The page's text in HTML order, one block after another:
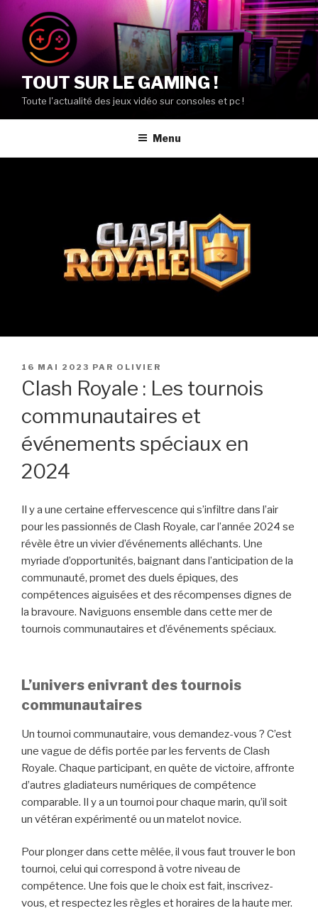
contenu
principal
TOUT SUR LE GAMING !
Toute l'actualité des jeux vidéo sur consoles et pc !
Menu
PUBLIÉ
LE
16 MAI 2023 PAR OLIVIER
Clash Royale : Les tournois
communautaires et
événements spéciaux en
2024
Il y a une certaine effervescence qui s’infiltre dans l’air
pour les passionnés de Clash Royale, car l’année 2024 se
révèle être un vivier d’événements alléchants. Une
myriade d’opportunités, baignant dans l’anticipation de la
communauté, promet des duels épiques, des
compétences aiguisées et des récompenses dignes de
la bravoure. Naviguons ensemble dans cette mer de
tournois communautaires et d’événements spéciaux.
L’univers enivrant des tournois
communautaires
Un tournoi communautaire, vous demandez-vous ? C’est
une vague de défis portée par les fervents de Clash
Royale. Chaque participant, en quête de victoire, affronte
d’autres gladiateurs numériques de compétence
comparable. Il y a un tournoi pour chaque marin, qu’il soit
un vétéran expérimenté ou un matelot novice.
Pour plonger dans cette mêlée, il vous faut trouver le bon
tournoi, celui qui correspond à votre niveau de
compétence. Une fois que le choix est fait, inscrivez-
vous, et respectez les règles et horaires de la haute mer.